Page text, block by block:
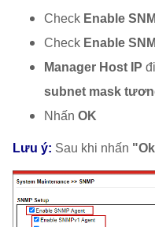
Check Enable
Check Enable
Manager Host IP
subnet mask
Nhấn OK
Lưu ý: Sau khi nhấn